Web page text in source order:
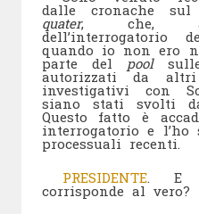
dalle cronache sul
quater, che,
dell’interrogatorio
quando io non ero
parte del pool
autorizzati da
investigativi con
siano stati svolti
Questo fatto è
interrogatorio e l’ho
processuali recenti.
PRESIDENTE. E
corrisponde al vero?